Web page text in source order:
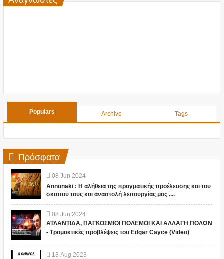
Populars Archive Tags
Πρόσφατα
08 Jun 2024
Annunaki : Η αλήθεια της πραγματικής προέλευσης και του
σκοπού τους και αναστολή λειτουργίας μας ....
08 Jun 2024
ΑΤΛΑΝΤΙΔΑ, ΠΑΓΚΟΣΜΙΟΙ ΠΟΛΕΜΟΙ ΚΑΙ ΑΛΛΑΓΗ ΠΟΛΩΝ
- Τρομακτικές προβλέψεις του Edgar Cayce (Video)
13 Aug 2023